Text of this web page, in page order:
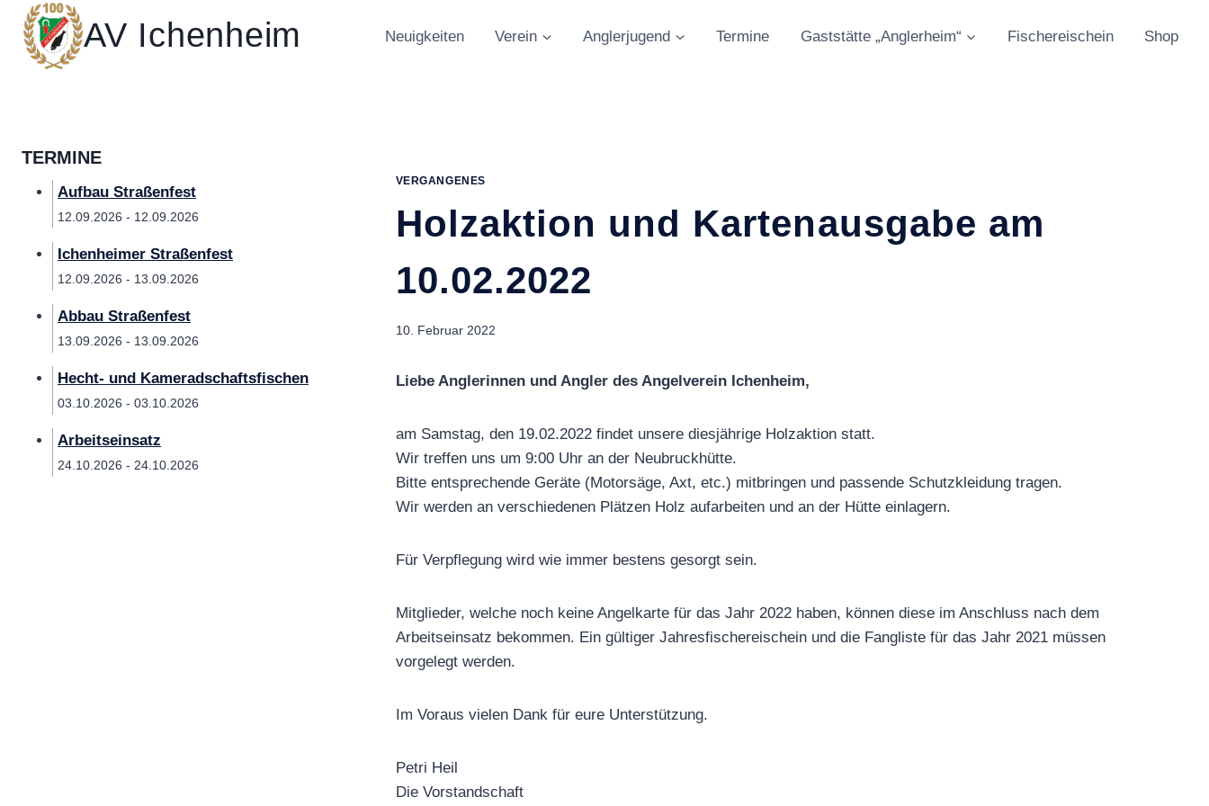
Zum
Inhalt
springen
AV Ichenheim Neuigkeiten Verein Anglerjugend Termine Gaststätte „Anglerheim“ Fischereischein Shop
VERGANGENES
Holzaktion und Kartenausgabe am
10.02.2022
10. Februar 2022
Liebe Anglerinnen und Angler des Angelverein Ichenheim,
am Samstag, den 19.02.2022 findet unsere diesjährige Holzaktion statt.
Wir treffen uns um 9:00 Uhr an der Neubruckhütte.
Bitte entsprechende Geräte (Motorsäge, Axt, etc.) mitbringen und passende Schutzkleidung tragen.
Wir werden an verschiedenen Plätzen Holz aufarbeiten und an der Hütte einlagern.
Für Verpflegung wird wie immer bestens gesorgt sein.
Mitglieder, welche noch keine Angelkarte für das Jahr 2022 haben, können diese im Anschluss nach dem
Arbeitseinsatz bekommen. Ein gültiger Jahresfischereischein und die Fangliste für das Jahr 2021 müssen
vorgelegt werden.
Im Voraus vielen Dank für eure Unterstützung.
Petri Heil
Die Vorstandschaft
TERMINE
Aufbau Straßenfest
12.09.2026 - 12.09.2026
Ichenheimer Straßenfest
12.09.2026 - 13.09.2026
Abbau Straßenfest
13.09.2026 - 13.09.2026
Hecht- und Kameradschaftsfischen
03.10.2026 - 03.10.2026
Arbeitseinsatz
24.10.2026 - 24.10.2026